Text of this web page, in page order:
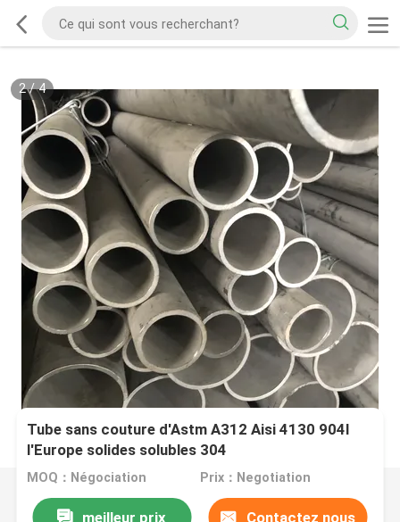
2/4
Tube sans couture d'Astm A312 Aisi 4130 904l
l'Europe solides solubles 304
MOQ：Négociation Prix：Negotiation
meilleur prix Contactez nous